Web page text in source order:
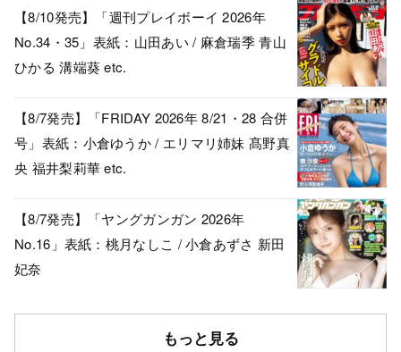
【8/10発売】「週刊プレイボーイ 2026年
No.34・35」表紙：山田あい / 麻倉瑞季 青山
ひかる 溝端葵 etc.
【8/7発売】「FRIDAY 2026年 8/21・28 合併
号」表紙：小倉ゆうか / エリマリ姉妹 髙野真
央 福井梨莉華 etc.
【8/7発売】「ヤングガンガン 2026年
No.16」表紙：桃月なしこ / 小倉あずさ 新田
妃奈
もっと見る